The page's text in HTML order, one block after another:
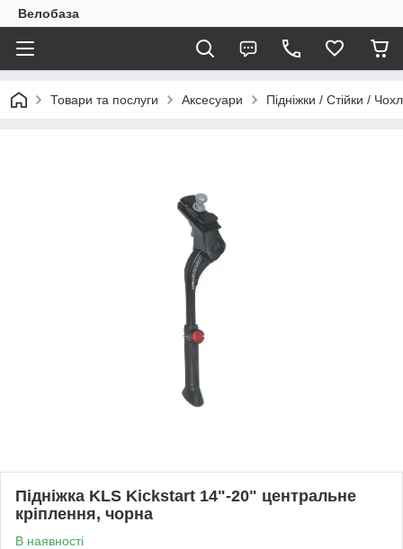
Велобаза
Товари та послуги Аксесуари Підніжки / Стійки /
Підніжка KLS Kickstart 14"-20" центральне
кріплення, чорна
В наявності